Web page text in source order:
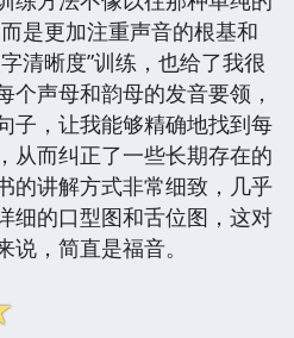
而是更加注重声音的根基和
清晰度”训练，也给了我很
个声母和韵母的发音要领，
子，让我能够精确地找到每
从而纠正了一些长期存在的
的讲解方式非常细致，几乎
细的口型图和舌位图，这对
，简直是福音。